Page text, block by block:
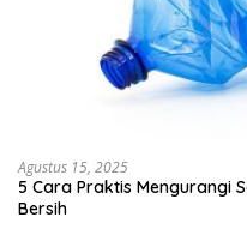
Agustus 15, 2025
5 Cara Praktis Mengurangi
Bersih